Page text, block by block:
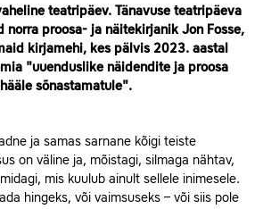
teatripäev. Tänavuse teatripäeva
norra proosa- ja näitekirjanik Jon Fosse,
kirjamehi, kes pälvis 2023. aastal
"uuenduslike näidendite ja proosa
sõnastamatule".
ja samas sarnane kõigi teiste
on väline ja, mõistagi, silmaga nähtav,
mis kuulub ainult sellele inimesele.
hingeks, või vaimsuseks – või siis pole